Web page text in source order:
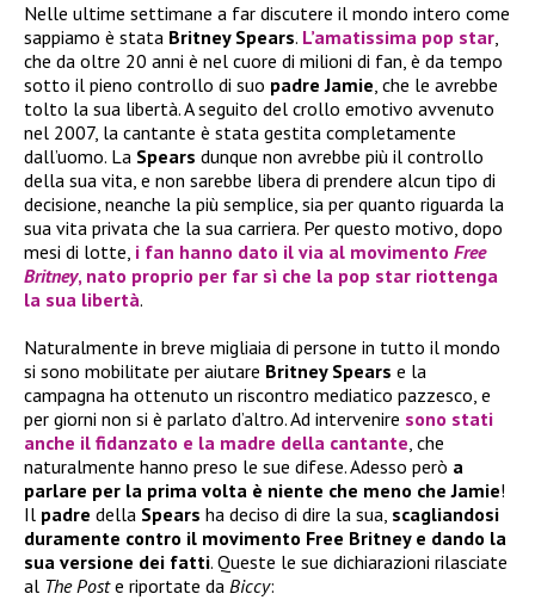
Nelle ultime settimane a far discutere il mondo intero come
sappiamo è stata Britney Spears. L’amatissima pop star,
che da oltre 20 anni è nel cuore di milioni di fan, è da tempo
sotto il pieno controllo di suo padre Jamie, che le avrebbe
tolto la sua libertà. A seguito del crollo emotivo avvenuto
nel 2007, la cantante è stata gestita completamente
dall’uomo. La Spears dunque non avrebbe più il controllo
della sua vita, e non sarebbe libera di prendere alcun tipo di
decisione, neanche la più semplice, sia per quanto riguarda la
sua vita privata che la sua carriera. Per questo motivo, dopo
mesi di lotte, i fan hanno dato il via al movimento Free
Britney, nato proprio per far sì che la pop star riottenga
la sua libertà.
Naturalmente in breve migliaia di persone in tutto il mondo
si sono mobilitate per aiutare Britney Spears e la
campagna ha ottenuto un riscontro mediatico pazzesco, e
per giorni non si è parlato d’altro. Ad intervenire sono stati
anche il fidanzato e la madre della cantante, che
naturalmente hanno preso le sue difese. Adesso però a
parlare per la prima volta è niente che meno che Jamie!
Il padre della Spears ha deciso di dire la sua, scagliandosi
duramente contro il movimento Free Britney e dando la
sua versione dei fatti. Queste le sue dichiarazioni rilasciate
al The Poste riportate da Biccy: